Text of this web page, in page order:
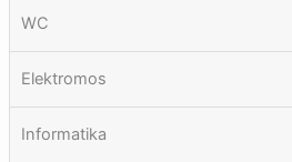
WC
Elektromos
Informatika